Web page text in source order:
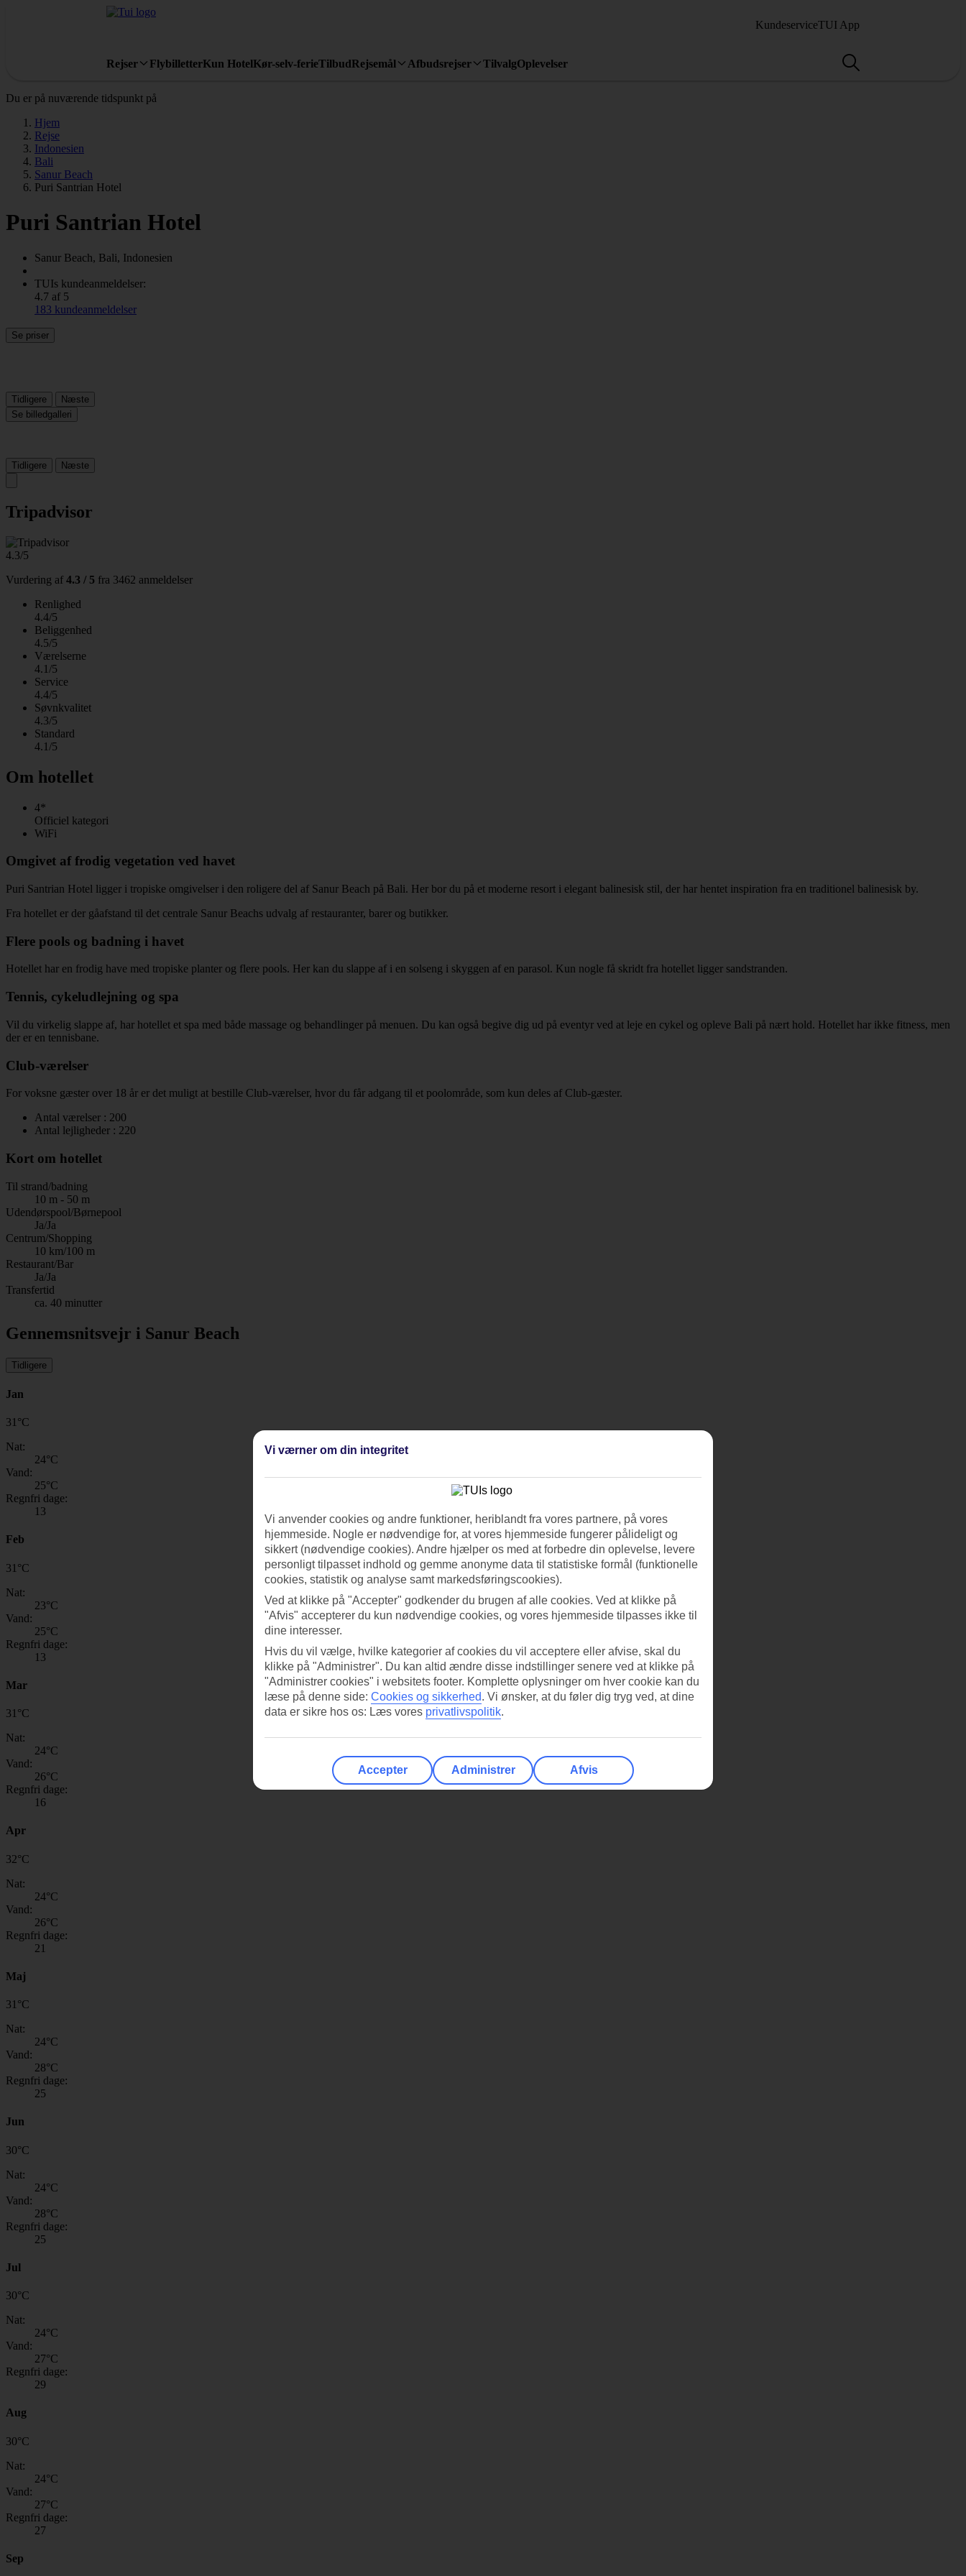
KundeserviceTUI App
Rejser FlybilletterKun HotelKør-selv-ferieTilbudRejsemål Afbudsrejser TilvalgOplevelser
Du er på nuværende tidspunkt på
Hjem
Rejse
Indonesien
Bali
Sanur Beach
Puri Santrian Hotel
Puri Santrian Hotel
Sanur Beach, Bali, Indonesien
TUIs kundeanmeldelser:
4.7 af 5
183 kundeanmeldelser
Se priser
Tidligere
Næste
Se billedgalleri
Tidligere Næste
Tripadvisor
4.3/5
Vurdering af 4.3 / 5 fra 3462 anmeldelser
Renlighed
4.4/5
Beliggenhed
4.5/5
Værelserne
4.1/5
Service
4.4/5
Søvnkvalitet
4.3/5
Standard
4.1/5
Om hotellet
4*
Officiel kategori
WiFi
Omgivet af frodig vegetation ved havet
Puri Santrian Hotel ligger i tropiske omgivelser i den roligere del af Sanur Beach på Bali. Her bor du på et moderne resort i elegant balinesisk stil, der har hentet inspiration fra en traditionel balinesisk by.
Fra hotellet er der gåafstand til det centrale Sanur Beachs udvalg af restauranter, barer og butikker.
Flere pools og badning i havet
Hotellet har en frodig have med tropiske planter og flere pools. Her kan du slappe af i en solseng i skyggen af en parasol. Kun nogle få skridt fra hotellet ligger sandstranden.
Tennis, cykeludlejning og spa
Vil du virkelig slappe af, har hotellet et spa med både massage og behandlinger på menuen. Du kan også begive dig ud på eventyr ved at leje en cykel og opleve Bali på nært hold. Hotellet har ikke fitness, men
der er en tennisbane.
Club-værelser
For voksne gæster over 18 år er det muligt at bestille Club-værelser, hvor du får adgang til et poolområde, som kun deles af Club-gæster.
Antal værelser : 200
Antal lejligheder : 220
Kort om hotellet
Til strand/badning
10 m - 50 m
Udendørspool/Børnepool
Ja/Ja
Centrum/Shopping
10 km/100 m
Restaurant/Bar
Ja/Ja
Transfertid
ca. 40 minutter
Gennemsnitsvejr i Sanur Beach
Tidligere
Jan
31 °C
Nat:
24°C
Vand:
25°C
Regnfri dage:
13
Feb
31 °C
Nat:
23°C
Vand:
25°C
Regnfri dage:
13
Mar
31 °C
Nat:
24°C
Vand:
26°C
Regnfri dage:
16
Apr
32°C
Nat:
24°C
Vand:
26°C
Regnfri dage:
21
Maj
31 °C
Nat:
24°C
Vand:
28°C
Regnfri dage:
25
Jun
30°C
Nat:
24°C
Vand:
28°C
Regnfri dage:
25
Jul
30°C
Nat:
24°C
Vand:
27°C
Regnfri dage:
29
Aug
30°C
Nat:
24°C
Vand:
27°C
Regnfri dage:
27
Sep
Vi værner om din integritet
Vi anvender cookies og andre funktioner, heriblandt fra vores partnere, på vores
hjemmeside. Nogle er nødvendige for, at vores hjemmeside fungerer pålideligt og
sikkert (nødvendige cookies). Andre hjælper os med at forbedre din oplevelse, levere
personligt tilpasset indhold og gemme anonyme data til statistiske formål (funktionelle
cookies, statistik og analyse samt markedsføringscookies).
Ved at klikke på "Accepter" godkender du brugen af alle cookies. Ved at klikke på
"Afvis" accepterer du kun nødvendige cookies, og vores hjemmeside tilpasses ikke til
dine interesser.
Hvis du vil vælge, hvilke kategorier af cookies du vil acceptere eller afvise, skal du
klikke på "Administrer". Du kan altid ændre disse indstillinger senere ved at klikke på
"Administrer cookies" i websitets footer. Komplette oplysninger om hver cookie kan du
læse på denne side: Cookies og sikkerhed. Vi ønsker, at du føler dig tryg ved, at dine
data er sikre hos os: Læs vores privatlivspolitik.
Accepter Administrer Afvis